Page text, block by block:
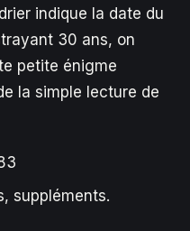
indique la date du
30 ans, on
petite énigme
la simple lecture de
suppléments.